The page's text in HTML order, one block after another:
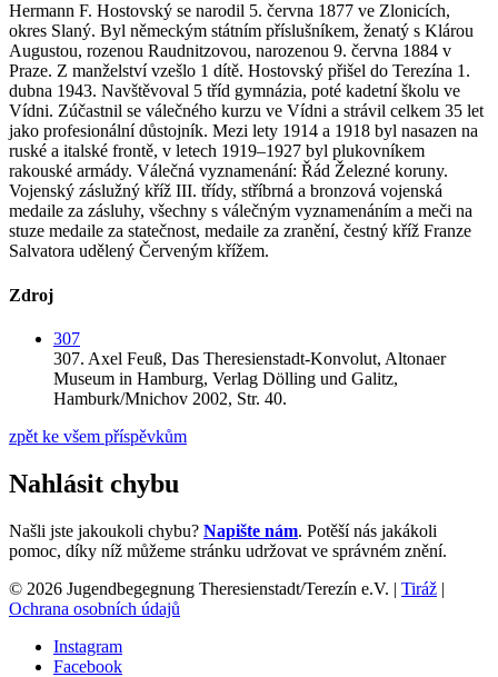
Hermann F. Hostovský se narodil 5. června 1877 ve Zlonicích,
okres Slaný. Byl německým státním příslušníkem, ženatý s Klárou
Augustou, rozenou Raudnitzovou, narozenou 9. června 1884 v
Praze. Z manželství vzešlo 1 dítě. Hostovský přišel do Terezína 1.
dubna 1943. Navštěvoval 5 tříd gymnázia, poté kadetní školu ve
Vídni. Zúčastnil se válečného kurzu ve Vídni a strávil celkem 35 let
jako profesionální důstojník. Mezi lety 1914 a 1918 byl nasazen na
ruské a italské frontě, v letech 1919–1927 byl plukovníkem
rakouské armády. Válečná vyznamenání: Řád Železné koruny.
Vojenský záslužný kříž III. třídy, stříbrná a bronzová vojenská
medaile za zásluhy, všechny s válečným vyznamenáním a meči na
stuze medaile za statečnost, medaile za zranění, čestný kříž Franze
Salvatora udělený Červeným křížem.
Zdroj
307
307. Axel Feuß, Das Theresienstadt-Konvolut, Altonaer
Museum in Hamburg, Verlag Dölling und Galitz,
Hamburk/Mnichov 2002, Str. 40.
zpět ke všem příspěvkům
Nahlásit chybu
Našli jste jakoukoli chybu? Napište nám. Potěší nás jakákoli
pomoc, díky níž můžeme stránku udržovat ve správném znění.
© 2026 Jugendbegegnung Theresienstadt/Terezín e.V. | Tiráž |
Ochrana osobních údajů
Instagram
Facebook